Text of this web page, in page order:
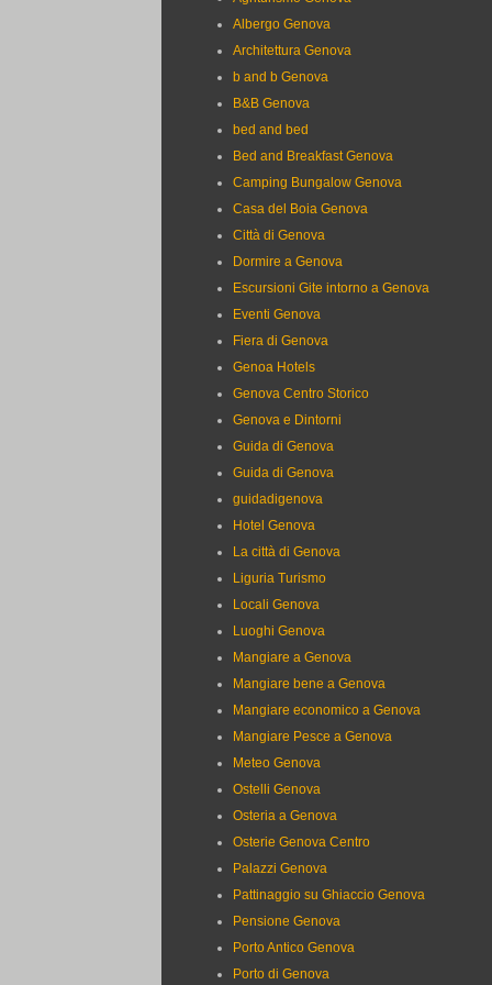
Albergo Genova
Architettura Genova
b and b Genova
B&B Genova
bed and bed
Bed and Breakfast Genova
Camping Bungalow Genova
Casa del Boia Genova
Città di Genova
Dormire a Genova
Escursioni Gite intorno a Genova
Eventi Genova
Fiera di Genova
Genoa Hotels
Genova Centro Storico
Genova e Dintorni
Guida di Genova
Guida di Genova
guidadigenova
Hotel Genova
La città di Genova
Liguria Turismo
Locali Genova
Luoghi Genova
Mangiare a Genova
Mangiare bene a Genova
Mangiare economico a Genova
Mangiare Pesce a Genova
Meteo Genova
Ostelli Genova
Osteria a Genova
Osterie Genova Centro
Palazzi Genova
Pattinaggio su Ghiaccio Genova
Pensione Genova
Porto Antico Genova
Porto di Genova